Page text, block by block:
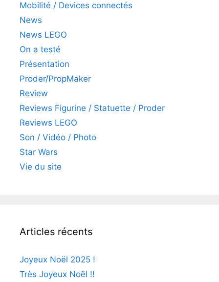
Mobilité / Devices connectés
News
News LEGO
On a testé
Présentation
Proder/PropMaker
Review
Reviews Figurine / Statuette / Proder
Reviews LEGO
Son / Vidéo / Photo
Star Wars
Vie du site
Articles récents
Joyeux Noël 2025 !
Très Joyeux Noël !!